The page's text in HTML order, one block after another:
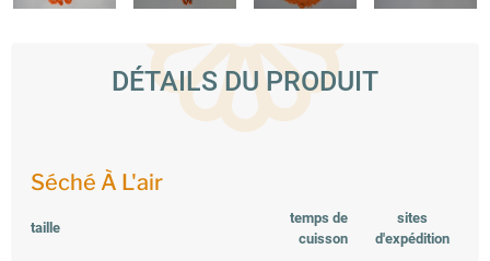
DÉTAILS DU PRODUIT
Séché À L'air
taille
temps de
cuisson
sites
d'expédition